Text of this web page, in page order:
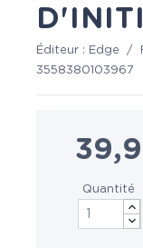
Éditeur : Edge /
3558380103967
Quantité